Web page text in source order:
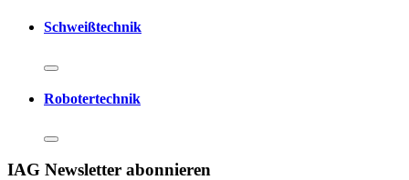
Schweißtechnik
Robotertechnik
IAG Newsletter abonnieren